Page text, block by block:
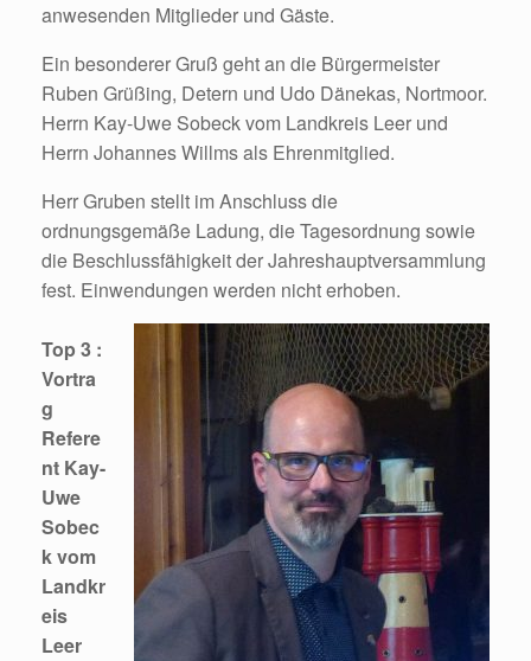
anwesenden Mitglieder und Gäste.
Ein besonderer Gruß geht an die Bürgermeister
Ruben Grüßing, Detern und Udo Dänekas, Nortmoor.
Herrn Kay-Uwe Sobeck vom Landkreis Leer und
Herrn Johannes Willms als Ehrenmitglied.
Herr Gruben stellt im Anschluss die
ordnungsgemäße Ladung, die Tagesordnung sowie
die Beschlussfähigkeit der Jahreshauptversammlung
fest. Einwendungen werden nicht erhoben.
Top 3 :
Vortra
g
Refere
nt Kay-
Uwe
Sobec
k vom
Landkr
eis
Leer